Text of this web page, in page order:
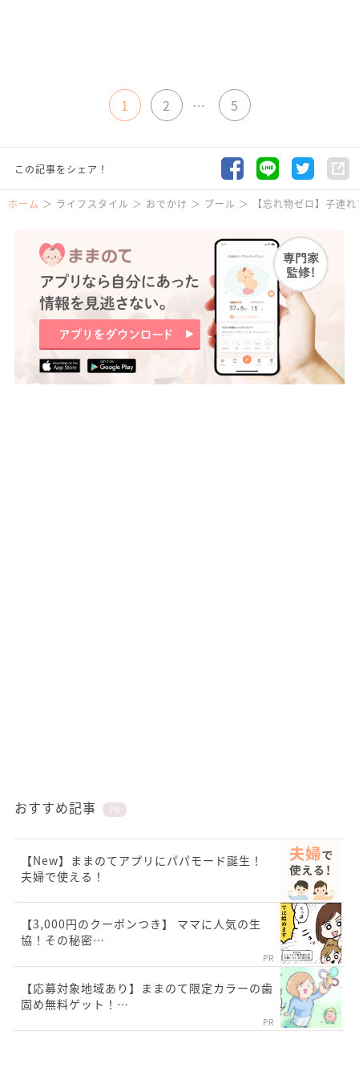
1 2 … 5
この記事をシェア！
ホーム ライフスタイル おでかけ プール 【忘れ物ゼロ】子連
おすすめ記事 PR
【New】ままのてアプリにパパモード誕生！
夫婦で使える！
【3,000円のクーポンつき】 ママに人気の生
協！その秘密…
PR
【応募対象地域あり】ままのて限定カラーの歯
固め無料ゲット！…
PR